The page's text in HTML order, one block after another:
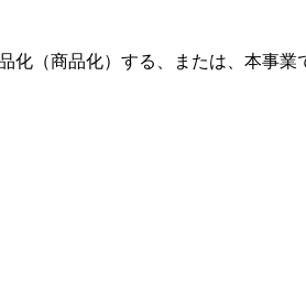
（商品化）する、または、本事